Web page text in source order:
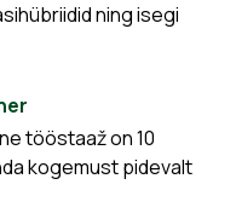
ning isegi
tööstaaž on 10
kogemust pidevalt